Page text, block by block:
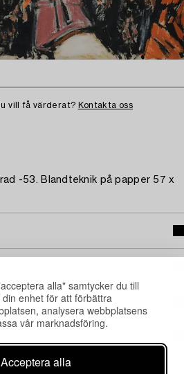
alla" samtycker du till
enhet för att förbättra
analysera webbplatsens
vår marknadsföring.
Acceptera alla
vill få värderat? Kontakta oss
-53. Blandteknik på papper 57 x